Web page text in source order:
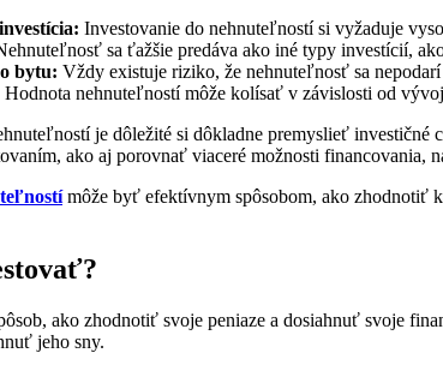
Investovanie do nehnuteľností si vyžaduje
sa ťažšie predáva ako iné typy investícií,
bytu: Vždy existuje riziko, že nehnuteľnosť sa
Hodnota nehnuteľností môže kolísať v závislosti od
je dôležité si dôkladne premyslieť
ako aj porovnať viaceré možnosti
môže byť efektívnym spôsobom, ako zhodnotiť
ako zhodnotiť svoje peniaze a dosiahnuť svoje
jeho sny.